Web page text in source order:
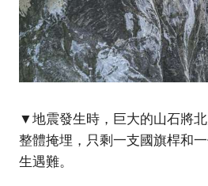
▼地震發生時，巨大的山石將
整體掩埋，只剩一支國旗桿和
生遇難。